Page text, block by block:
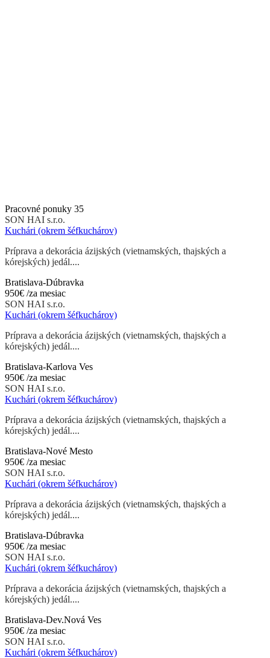
Pracovné ponuky 35
SON HAI s.r.o.
Kuchári (okrem šéfkuchárov)
Príprava a dekorácia ázijských (vietnamských, thajských a
kórejských) jedál....
Bratislava-Dúbravka
950€ /za mesiac
SON HAI s.r.o.
Kuchári (okrem šéfkuchárov)
Príprava a dekorácia ázijských (vietnamských, thajských a
kórejských) jedál....
Bratislava-Karlova Ves
950€ /za mesiac
SON HAI s.r.o.
Kuchári (okrem šéfkuchárov)
Príprava a dekorácia ázijských (vietnamských, thajských a
kórejských) jedál....
Bratislava-Nové Mesto
950€ /za mesiac
SON HAI s.r.o.
Kuchári (okrem šéfkuchárov)
Príprava a dekorácia ázijských (vietnamských, thajských a
kórejských) jedál....
Bratislava-Dúbravka
950€ /za mesiac
SON HAI s.r.o.
Kuchári (okrem šéfkuchárov)
Príprava a dekorácia ázijských (vietnamských, thajských a
kórejských) jedál....
Bratislava-Dev.Nová Ves
950€ /za mesiac
SON HAI s.r.o.
Kuchári (okrem šéfkuchárov)